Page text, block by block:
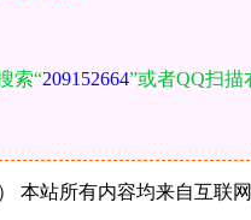
索“209152664”或者QQ扫描
本站所有内容均来自互